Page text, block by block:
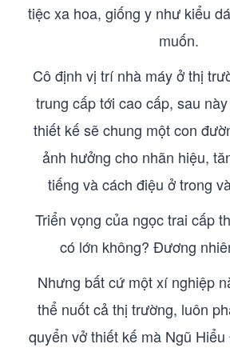
tiệc xa hoa, giống y như kiểu
muốn.
Cô định vị trí nhà máy ở thị
trung cấp tới cao cấp, sau
thiết kế sẽ chung một con
ảnh hưởng cho nhãn hiệu,
tiếng và cách điệu ở trong
Triển vọng của ngọc trai cấp
có lớn không? Đương
Nhưng bất cứ một xí nghiệp
thể nuốt cả thị trường, luôn
quyển vở thiết kế mà Ngũ